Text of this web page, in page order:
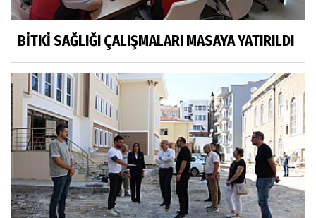
BİTKİ SAĞLIĞI ÇALIŞMALARI MASAYA YATIRILDI